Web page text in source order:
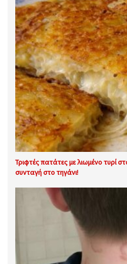
Τριφτές πατάτες με λιωμένο τυρί
συνταγή στο τηγάνι!